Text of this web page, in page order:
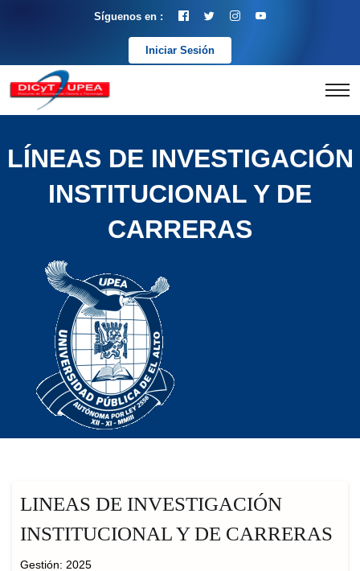
Síguenos en :
Iniciar Sesión
LÍNEAS DE INVESTIGACIÓN
INSTITUCIONAL Y DE
CARRERAS
LINEAS DE INVESTIGACIÓN
INSTITUCIONAL Y DE CARRERAS
Gestión: 2025